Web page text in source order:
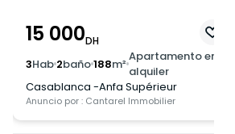
15 000DH
3Hab2baño188m² Apartamento en
alquiler
Casablanca -Anfa Supérieur
Anuncio por : Cantarel Immobilier